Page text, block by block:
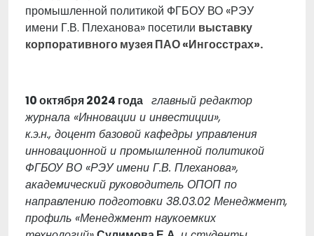
промышленной политикой ФГБОУ ВО «РЭУ
имени Г.В. Плеханова» посетили выставку
корпоративного музея ПАО «Ингосстрах».
10 октября 2024 года главный редактор
журнала «Инновации и инвестиции»,
к.э.н., доцент базовой кафедры управления
инновационной и промышленной политикой
ФГБОУ ВО «РЭУ имени Г.В. Плеханова»,
академический руководитель ОПОП по
направлению подготовки 38.03.02 Менеджмент,
профиль «Менеджмент наукоемких